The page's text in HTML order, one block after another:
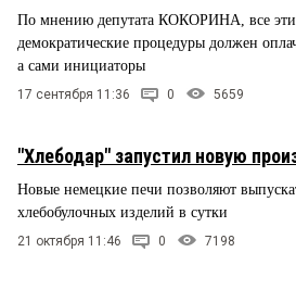
По мнению депутата КОКОРИНА, все
демократические процедуры должен
а сами инициаторы
17 сентября 11:36 0 5659
"Хлебодар" запустил новую
Новые немецкие печи позволяют
хлебобулочных изделий в сутки
21 октября 11:46 0 7198